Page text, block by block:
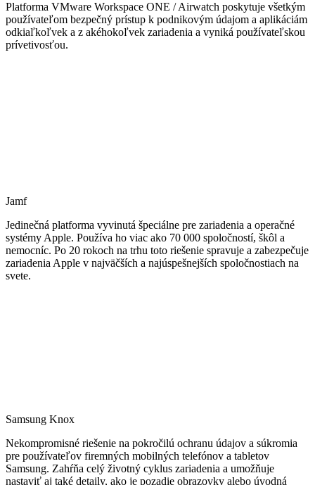
Platforma VMware Workspace ONE / Airwatch poskytuje všetkým
používateľom bezpečný prístup k podnikovým údajom a aplikáciám
odkiaľkoľvek a z akéhokoľvek zariadenia a vyniká používateľskou
prívetivosťou.